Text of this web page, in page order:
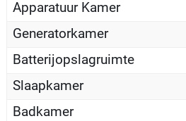
Apparatuur Kamer
Generatorkamer
Batterijopslagruimte
Slaapkamer
Badkamer